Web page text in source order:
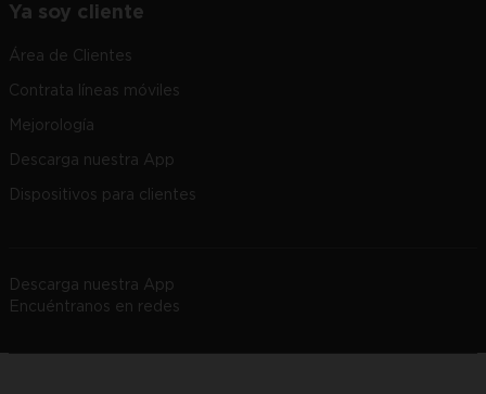
Ya soy cliente
Área de Clientes
Contrata líneas móviles
Mejorología
Descarga nuestra App
Dispositivos para clientes
Descarga nuestra App
Encuéntranos en redes